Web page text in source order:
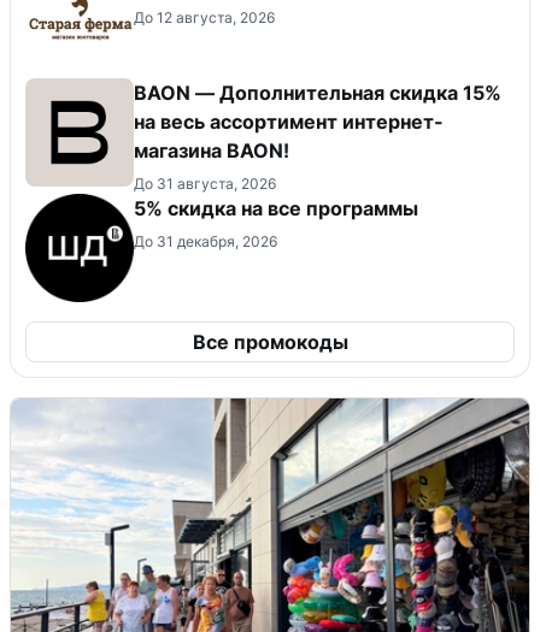
До 12 августа, 2026
BAON — Дополнительная скидка 15%
на весь ассортимент интернет-
магазина BAON!
До 31 августа, 2026
5% скидка на все программы
До 31 декабря, 2026
Все промокоды